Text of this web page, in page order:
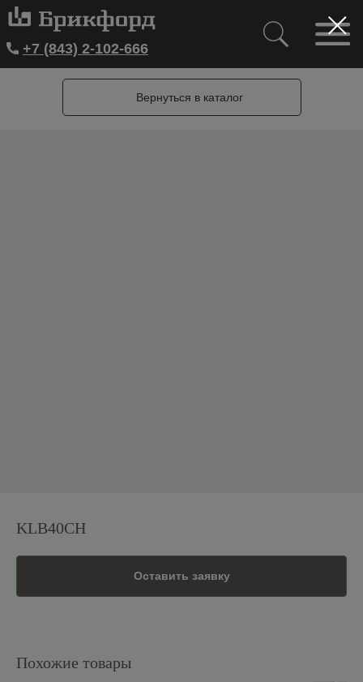
+7 (843) 2-102-666
Вернуться в каталог
KLB40CH
Оставить заявку
Похожие товары